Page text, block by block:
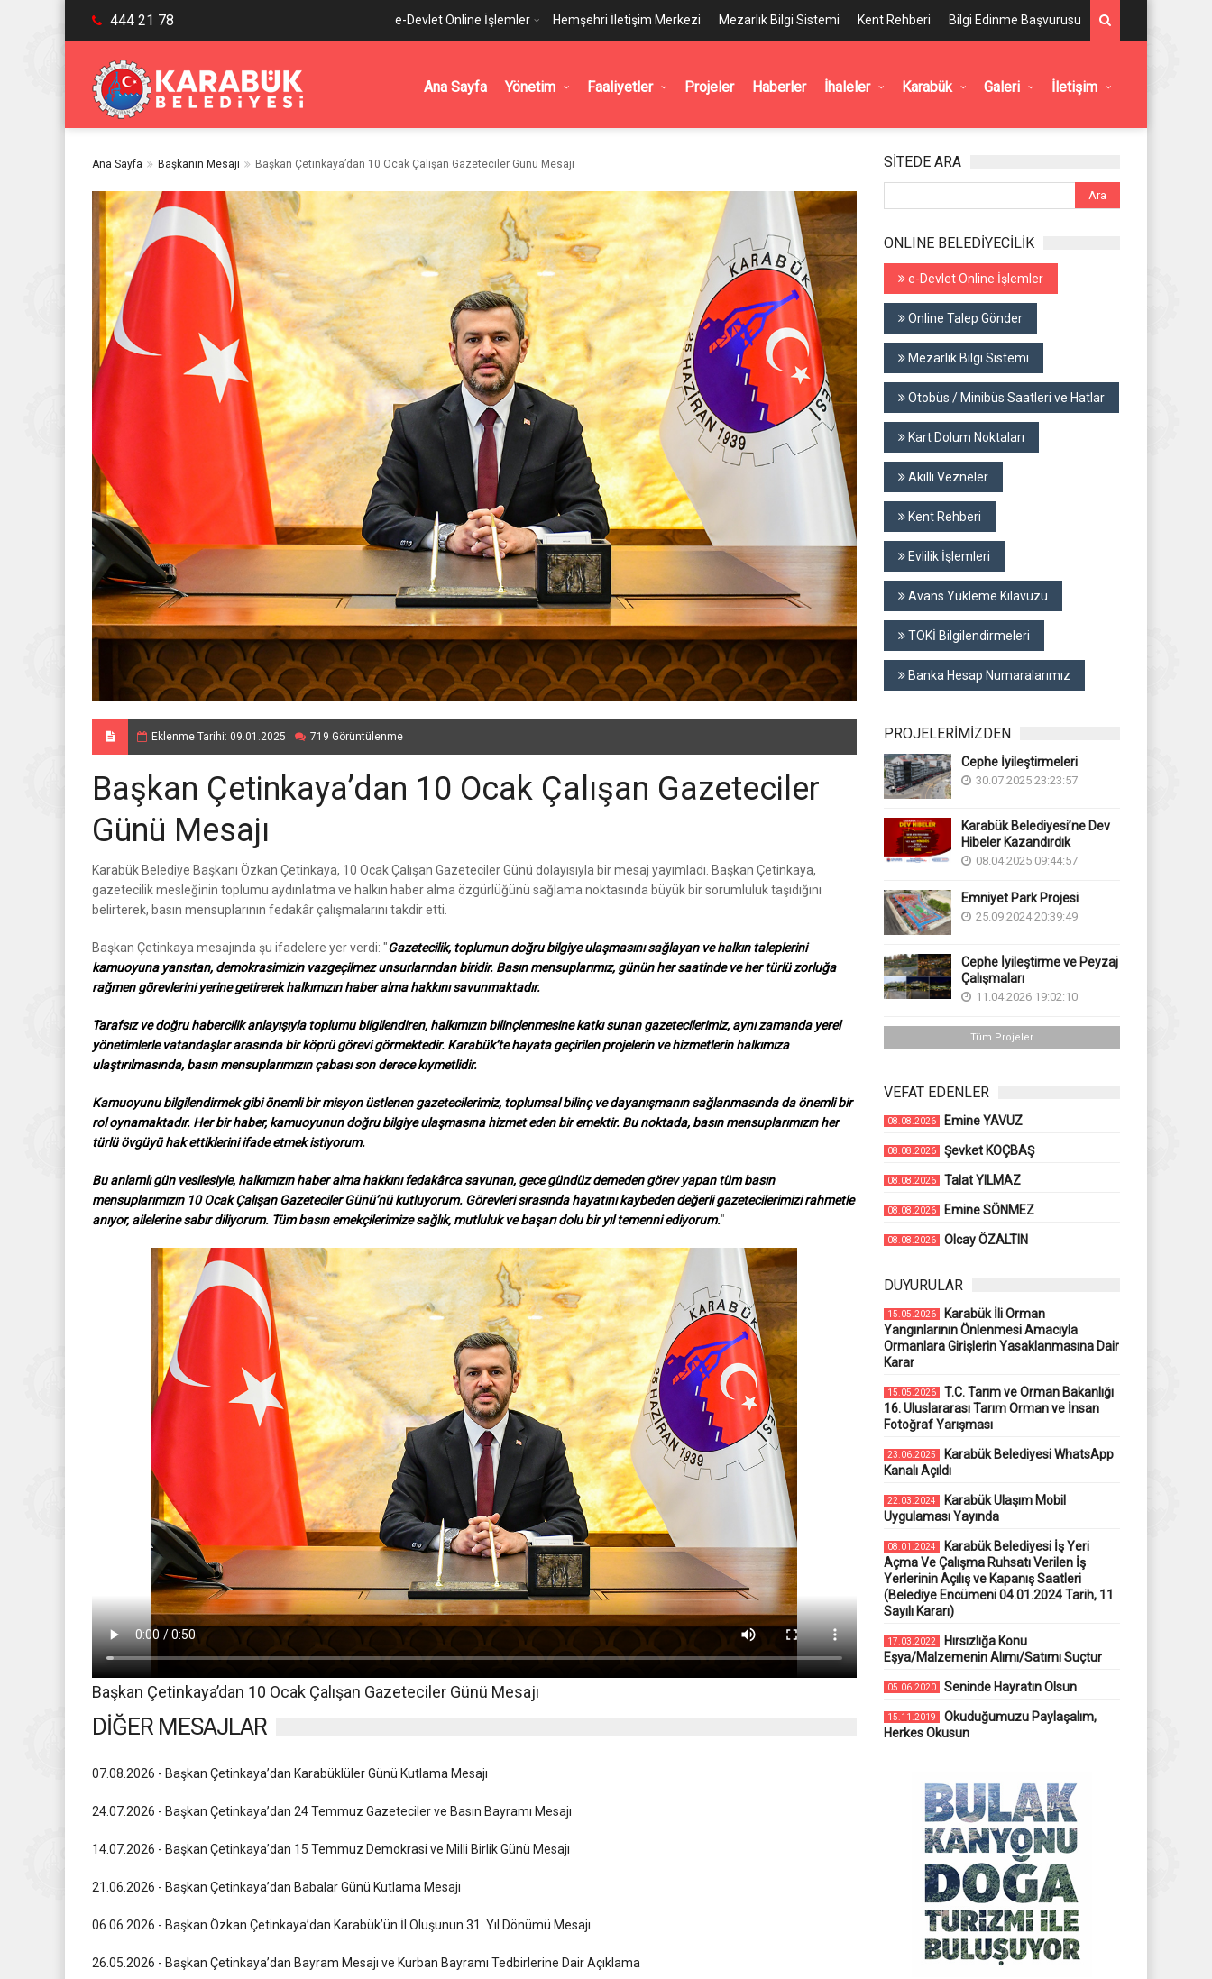
444 21 78 e-Devlet Online İşlemler Hemşehri İletişim Merkezi Mezarlık Bilgi Sistemi Kent Rehberi Bilgi Edinme Başvurusu
Ana Sayfa Yönetim Faaliyetler Projeler Haberler İhaleler Karabük Galeri İletişim
Ana Sayfa Başkanın Mesajı Başkan Çetinkaya’dan 10 Ocak Çalışan Gazeteciler Günü Mesajı
Eklenme Tarihi: 09.01.2025 719 Görüntülenme
Başkan Çetinkaya’dan 10 Ocak Çalışan Gazeteciler
Günü Mesajı
Karabük Belediye Başkanı Özkan Çetinkaya, 10 Ocak Çalışan Gazeteciler Günü dolayısıyla bir mesaj yayımladı. Başkan Çetinkaya,
gazetecilik mesleğinin toplumu aydınlatma ve halkın haber alma özgürlüğünü sağlama noktasında büyük bir sorumluluk taşıdığını
belirterek, basın mensuplarının fedakâr çalışmalarını takdir etti.
Başkan Çetinkaya mesajında şu ifadelere yer verdi: "Gazetecilik, toplumun doğru bilgiye ulaşmasını sağlayan ve halkın taleplerini
kamuoyuna yansıtan, demokrasimizin vazgeçilmez unsurlarından biridir. Basın mensuplarımız, günün her saatinde ve her türlü zorluğa
rağmen görevlerini yerine getirerek halkımızın haber alma hakkını savunmaktadır.
Tarafsız ve doğru habercilik anlayışıyla toplumu bilgilendiren, halkımızın bilinçlenmesine katkı sunan gazetecilerimiz, aynı zamanda yerel
yönetimlerle vatandaşlar arasında bir köprü görevi görmektedir. Karabük’te hayata geçirilen projelerin ve hizmetlerin halkımıza
ulaştırılmasında, basın mensuplarımızın çabası son derece kıymetlidir.
Kamuoyunu bilgilendirmek gibi önemli bir misyon üstlenen gazetecilerimiz, toplumsal bilinç ve dayanışmanın sağlanmasında da önemli bir
rol oynamaktadır. Her bir haber, kamuoyunun doğru bilgiye ulaşmasına hizmet eden bir emektir. Bu noktada, basın mensuplarımızın her
türlü övgüyü hak ettiklerini ifade etmek istiyorum.
Bu anlamlı gün vesilesiyle, halkımızın haber alma hakkını fedakârca savunan, gece gündüz demeden görev yapan tüm basın
mensuplarımızın 10 Ocak Çalışan Gazeteciler Günü’nü kutluyorum. Görevleri sırasında hayatını kaybeden değerli gazetecilerimizi rahmetle
anıyor, ailelerine sabır diliyorum. Tüm basın emekçilerimize sağlık, mutluluk ve başarı dolu bir yıl temenni ediyorum."
Başkan Çetinkaya’dan 10 Ocak Çalışan Gazeteciler Günü Mesajı
DİĞER MESAJLAR
07.08.2026 - Başkan Çetinkaya’dan Karabüklüler Günü Kutlama Mesajı
24.07.2026 - Başkan Çetinkaya’dan 24 Temmuz Gazeteciler ve Basın Bayramı Mesajı
14.07.2026 - Başkan Çetinkaya’dan 15 Temmuz Demokrasi ve Milli Birlik Günü Mesajı
21.06.2026 - Başkan Çetinkaya’dan Babalar Günü Kutlama Mesajı
06.06.2026 - Başkan Özkan Çetinkaya’dan Karabük’ün İl Oluşunun 31. Yıl Dönümü Mesajı
26.05.2026 - Başkan Çetinkaya’dan Bayram Mesajı ve Kurban Bayramı Tedbirlerine Dair Açıklama
SİTEDE ARA
ONLINE BELEDİYECİLİK
e-Devlet Online İşlemler
Online Talep Gönder
Mezarlık Bilgi Sistemi
Otobüs / Minibüs Saatleri ve Hatlar
Kart Dolum Noktaları
Akıllı Vezneler
Kent Rehberi
Evlilik İşlemleri
Avans Yükleme Kılavuzu
TOKİ Bilgilendirmeleri
Banka Hesap Numaralarımız
PROJELERİMİZDEN
Cephe İyileştirmeleri
30.07.2025 23:23:57
Karabük Belediyesi’ne Dev
Hibeler Kazandırdık
08.04.2025 09:44:57
Emniyet Park Projesi
25.09.2024 20:39:49
Cephe İyileştirme ve Peyzaj
Çalışmaları
11.04.2026 19:02:10
Tüm Projeler
VEFAT EDENLER
08.08.2026 Emine YAVUZ
08.08.2026 Şevket KOÇBAŞ
08.08.2026 Talat YILMAZ
08.08.2026 Emine SÖNMEZ
08.08.2026 Olcay ÖZALTIN
DUYURULAR
15.05.2026
Karabük İli Orman
Yangınlarının Önlenmesi Amacıyla
Ormanlara Girişlerin Yasaklanmasına Dair
Karar
15.05.2026
T.C. Tarım ve Orman Bakanlığı
16. Uluslararası Tarım Orman ve İnsan
Fotoğraf Yarışması
23.06.2025
Karabük Belediyesi WhatsApp
Kanalı Açıldı
22.03.2024
Karabük Ulaşım Mobil
Uygulaması Yayında
08.01.2024
Karabük Belediyesi İş Yeri
Açma Ve Çalışma Ruhsatı Verilen İş
Yerlerinin Açılış ve Kapanış Saatleri
(Belediye Encümeni 04.01.2024 Tarih, 11
Sayılı Kararı)
17.03.2022
Hırsızlığa Konu
Eşya/Malzemenin Alımı/Satımı Suçtur
05.06.2020 Seninde Hayratın Olsun
15.11.2019
Okuduğumuzu Paylaşalım,
Herkes Okusun